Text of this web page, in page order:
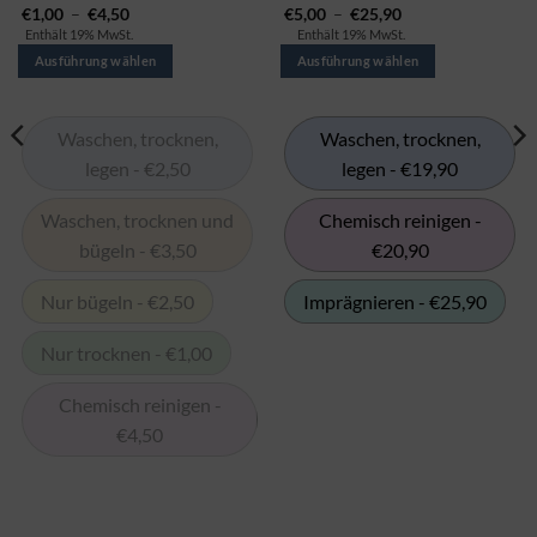
€1,00 – €4,50
bis
€4,50
Enthält 19% MwSt.
Ausführung wählen
gibt
es
Varianten.
Die
ausgewählt
Waschen, trocknen,
legen - €2,50
Waschen, trocknen und
bügeln - €3,50
Nur bügeln - €2,50
Nur trocknen - €1,00
Chemisch reinigen -
€4,50
€5,00 – €25,90
bis
€25,90
Enthält 19% MwSt.
Ausführung wählen
gibt
es
Varianten.
Die
Optionen
können
auf
der
Produktseite
ausgewählt
werden
Waschen, trocknen,
legen - €19,90
Chemisch reinigen -
€20,90
Imprägnieren - €25,90